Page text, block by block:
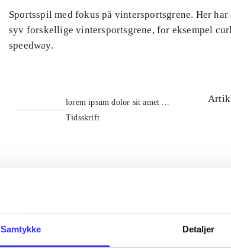
Samtykke Detaljer
Sportsspil med fokus på vintersportsgrene. Her
syv forskellige vintersportsgrene, for eksempel
speedway.
lorem ipsum dolor sit amet ...
Tidsskrift